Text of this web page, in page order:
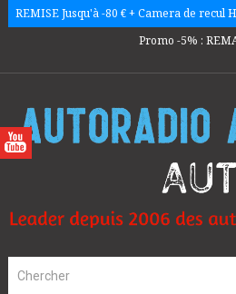
REMISE Jusqu'à -80 € + Camera de recul
Promo -5% :